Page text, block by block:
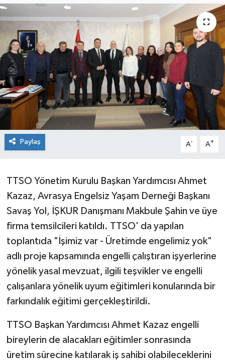
Paylaş A- A+
TTSO Yönetim Kurulu Başkan Yardımcısı Ahmet
Kazaz, Avrasya Engelsiz Yaşam Derneği Başkanı
Savaş Yol, İŞKUR Danışmanı Makbule Şahin ve üye
firma temsilcileri katıldı. TTSO' da yapılan
toplantıda "İşimiz var - Üretimde engelimiz yok"
adlı proje kapsamında engelli çalıştıran işyerlerine
yönelik yasal mevzuat, ilgili teşvikler ve engelli
çalışanlara yönelik uyum eğitimleri konularında bir
farkındalık eğitimi gerçekleştirildi.
TTSO Başkan Yardımcısı Ahmet Kazaz engelli
bireylerin de alacakları eğitimler sonrasında
üretim sürecine katılarak iş sahibi olabileceklerini